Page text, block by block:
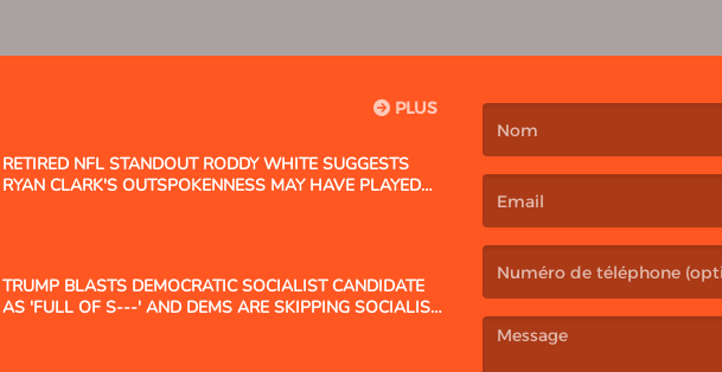
PLUS
RETIRED NFL STANDOUT RODDY WHITE SUGGESTS
RYAN CLARK'S OUTSPOKENNESS MAY HAVE PLAYED
TRUMP BLASTS DEMOCRATIC SOCIALIST CANDIDATE
AS 'FULL OF S---' AND DEMS ARE SKIPPING SOCIALISM